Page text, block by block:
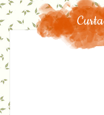
Curta